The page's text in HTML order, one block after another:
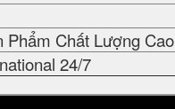
Phẩm Chất Lượng Cao
24/7